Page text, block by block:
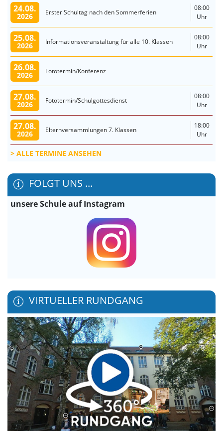
24.08.
2026 Erster Schultag nach den Sommerferien
08:00
Uhr
25.08.
2026 Informationsveranstaltung für alle 10. Klassen
08:00
Uhr
26.08.
2026 Fototermin/Konferenz
27.08.
2026 Fototermin/Schulgottesdienst
08:00
Uhr
27.08.
2026 Elternversammlungen 7. Klassen
18:00
Uhr
ALLE TERMINE ANSEHEN
FOLGT UNS ...
unsere Schule auf Instagram
VIRTUELLER RUNDGANG